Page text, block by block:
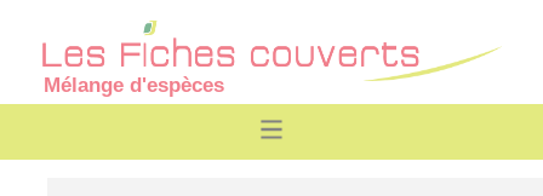
Mélange d'espèces